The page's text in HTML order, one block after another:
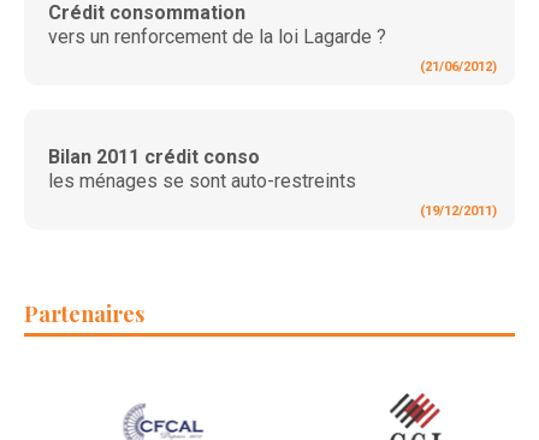
Crédit consommation
vers un renforcement de la loi Lagarde ?
(21/06/2012)
Bilan 2011 crédit conso
les ménages se sont auto-restreints
(19/12/2011)
Partenaires